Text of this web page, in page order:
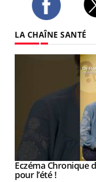
LA CHAÎNE SANTÉ
Youtube
Eczéma Chronique
pour l’été !Youtube